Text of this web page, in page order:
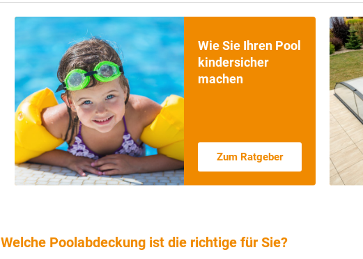
Was sind die
Vorteile einer
Poolüberdachung?
Zum Ratgeber
Welche Poolabdeckung ist die richtige für Sie?